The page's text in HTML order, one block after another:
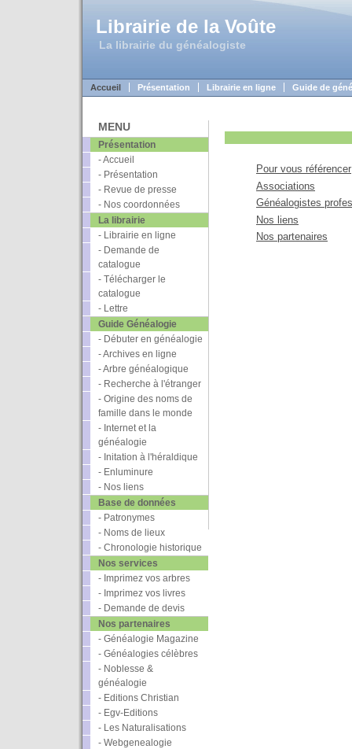
Librairie de la Voûte
La librairie du généalogiste
Accueil Présentation Librairie en ligne Guide de
MENU
Présentation
- Accueil
- Présentation
- Revue de presse
- Nos coordonnées
La librairie
- Librairie en ligne
- Demande de
catalogue
- Télécharger le
catalogue
- Lettre
Guide Généalogie
- Débuter en généalogie
- Archives en ligne
- Arbre généalogique
- Recherche à l'étranger
- Origine des noms de
famille dans le monde
- Internet et la
généalogie
- Initation à l'héraldique
- Enluminure
- Nos liens
Base de données
- Patronymes
- Noms de lieux
- Chronologie historique
Nos services
- Imprimez vos arbres
- Imprimez vos livres
- Demande de devis
Nos partenaires
- Généalogie Magazine
- Généalogies célèbres
- Noblesse &
généalogie
- Editions Christian
- Egv-Editions
- Les Naturalisations
- Webgenealogie
Pour vous référencer
Associations
Généalogistes
Nos liens
Nos partenaires